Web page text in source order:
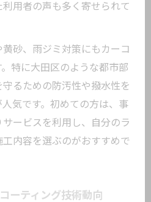
グの評判と耐久性を徹底
スコーティングの評判が
ら見る選び方のポイント
専門店の口コミから得る
せて叶う車カスタマイズ
用者の声も多く寄せられて
砂、雨ジミ対策にもカーコ
特に大田区のような都市部
るための防汚性や撥水性を
気です。初めての方は、事
ービスを利用し、自分のラ
内容を選ぶのがおすすめで
ーティング技術動向